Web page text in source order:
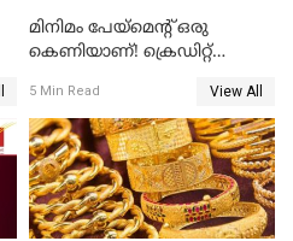
മിനിമം പേയ്മെന്റ് ഒരു
കെണിയാണ്! ക്രെഡിറ്റ്
ശ്രദ്ധിക്കുക!
5 Min Read View All